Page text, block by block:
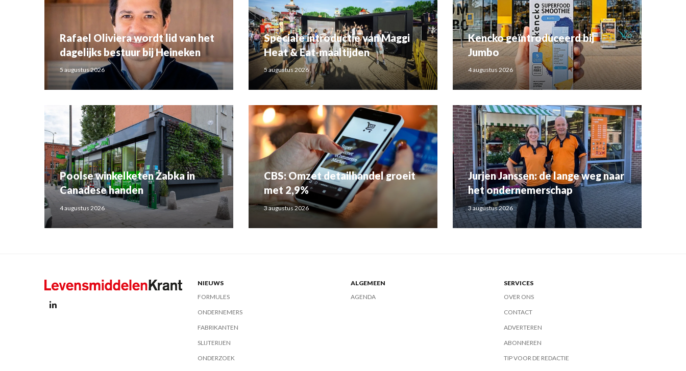
Rafael Oliviera wordt lid van het
dagelijks bestuur bij Heineken
5 augustus 2026
Speciale introductie van Maggi
Heat & Eat-maaltijden
5 augustus 2026
Kencko geïntroduceerd bij
Jumbo
4 augustus 2026
Poolse winkelketen Żabka in
Canadese handen
4 augustus 2026
CBS: Omzet detailhandel groeit
met 2,9%
3 augustus 2026
Jurjen Janssen: de lange weg naar
het ondernemerschap
3 augustus 2026
NIEUWS
FORMULES
ONDERNEMERS
FABRIKANTEN
SLIJTERIJEN
ONDERZOEK
ALGEMEEN
AGENDA
SERVICES
OVER ONS
CONTACT
ADVERTEREN
ABONNEREN
TIP VOOR DE REDACTIE